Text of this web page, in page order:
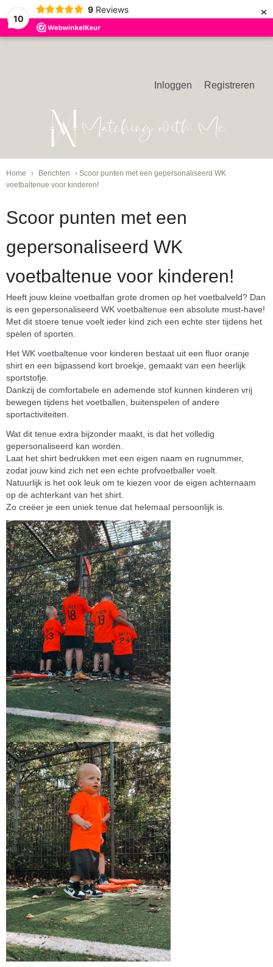
10
9 Reviews ×
Inloggen Registreren
Home › Berichten
› Scoor punten met een gepersonaliseerd WK
voetbaltenue voor kinderen!
Scoor punten met een
gepersonaliseerd WK
voetbaltenue voor kinderen!
Heeft jouw kleine voetbalfan grote dromen op het voetbalveld? Dan
is een gepersonaliseerd WK voetbaltenue een absolute must-have!
Met dit stoere tenue voelt ieder kind zich een echte ster tijdens het
spelen of sporten.
Het WK voetbaltenue voor kinderen bestaat uit een fluor oranje
shirt en een bijpassend kort broekje, gemaakt van een heerlijk
sportstofje.
Dankzij de comfortabele en ademende stof kunnen kinderen vrij
bewegen tijdens het voetballen, buitenspelen of andere
sportactiviteiten.
Wat dit tenue extra bijzonder maakt, is dat het volledig
gepersonaliseerd kan worden.
Laat het shirt bedrukken met een eigen naam en rugnummer,
zodat jouw kind zich net een echte profvoetballer voelt.
Natuurlijk is het ook leuk om te kiezen voor de eigen achternaam
op de achterkant van het shirt.
Zo creëer je een uniek tenue dat helemaal persoonlijk is